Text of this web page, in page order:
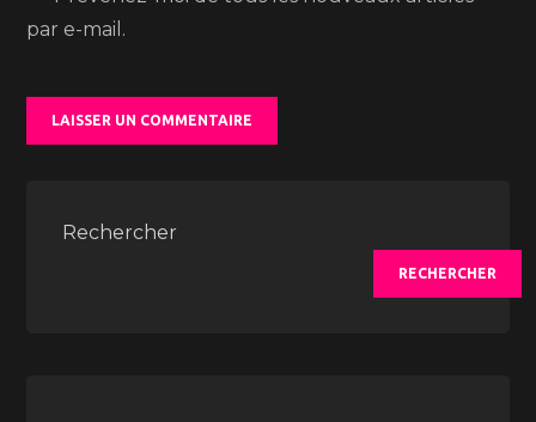
par e-mail.
Rechercher
RECHERCHER